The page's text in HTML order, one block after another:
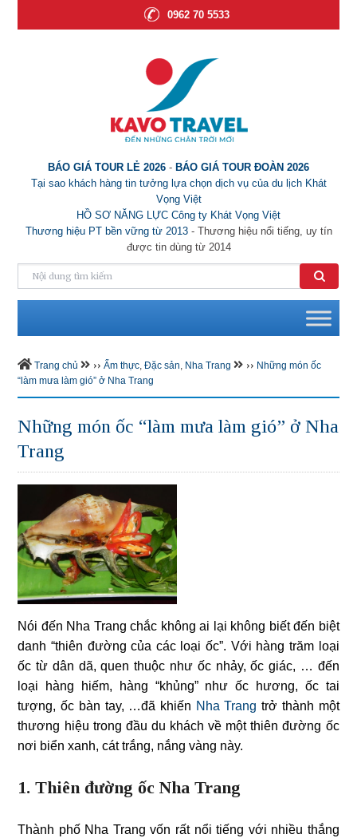
0962 70 5533
BÁO GIÁ TOUR LẺ 2026 - BÁO GIÁ TOUR ĐOÀN 2026
Tại sao khách hàng tin tưởng lựa chọn dịch vụ của du lịch Khát
Vọng Việt
HỒ SƠ NĂNG LỰC Công ty Khát Vọng Việt
Thương hiệu PT bền vững từ 2013- Thương hiệu nổi tiếng, uy tín
được tin dùng từ 2014
Trang chủ ›› Ẩm thực,Đặc sản, Nha Trang ›› Những món ốc
“làm mưa làm gió” ở Nha Trang
Những món ốc “làm mưa làm gió” ở Nha
Trang
Nói đến Nha Trang chắc không ai lại không biết đến biệt
danh “thiên đường của các loại ốc”. Với hàng trăm loại
ốc từ dân dã, quen thuộc như ốc nhảy, ốc giác, … đến
loại hàng hiếm, hàng “khủng” như ốc hương, ốc tai
tượng, ốc bàn tay, …đã khiến Nha Trang trở thành một
thương hiệu trong đầu du khách về một thiên đường ốc
nơi biển xanh, cát trắng, nắng vàng này.
1. Thiên đường ốc Nha Trang
Thành phố Nha Trang vốn rất nổi tiếng với nhiều thắng